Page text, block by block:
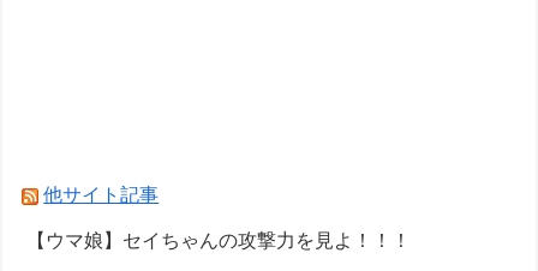
他サイト記事
【ウマ娘】セイちゃんの攻撃力を見よ！！！